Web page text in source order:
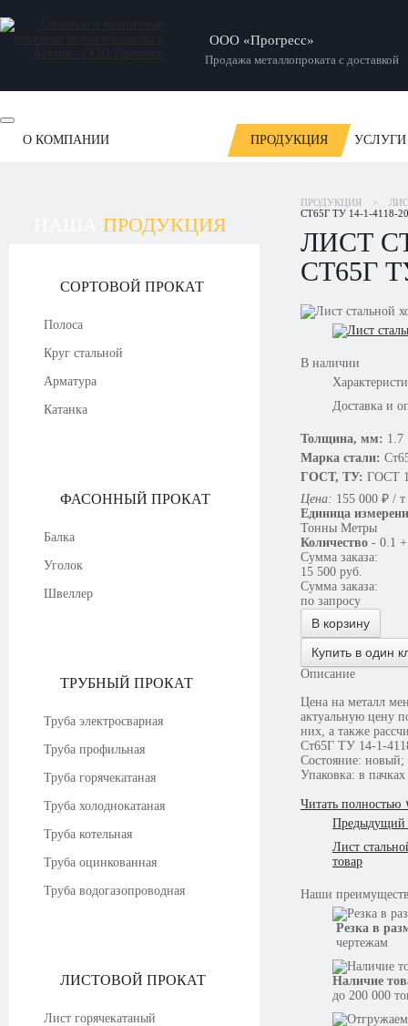
ООО «Прогресс»
Продажа металлопроката с доставкой
О КОМПАНИИ ПРОДУКЦИЯ УСЛУГИ
ПРОДУКЦИЯ
СОРТОВОЙ ПРОКАТ
Полоса
Круг стальной
Арматура
Катанка
ФАСОННЫЙ ПРОКАТ
Балка
Уголок
Швеллер
ТРУБНЫЙ ПРОКАТ
Труба электросварная
Труба профильная
Труба горячекатаная
Труба холоднокатаная
Труба котельная
Труба оцинкованная
Труба водогазопроводная
ЛИСТОВОЙ ПРОКАТ
Лист горячекатаный
ПРОДУКЦИЯ >
СТ65Г ТУ 14-1-4118-
ЛИСТ
СТ65Г
В наличии
Доставка и
Толщина, мм: 1.7
Марка стали:
ГОСТ, ТУ: ГОСТ
Цена: 155 000 ₽ / т
Единица
Тонны Метры
Количество - 0.1 +
Сумма заказа:
15 500 руб.
Сумма заказа:
по запросу
В корзину
Купить в один
Описание
Цена на металл меняется
актуальную цену по телефону. При возникновении интересующих вопросов, наши специалисты ответят на
них, а также
Ст65Г ТУ 14-1-
Состояние:
Упаковка: в пачках
Читать полностью
Предыдущий
Лист
товар
Наши
Резка в
чертежам
Наличие
до 200 000